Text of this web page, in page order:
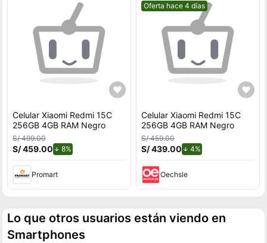
Celular Xiaomi Redmi 15C
256GB 4GB RAM Negro
S/ 499.00
S/ 459.00 8%
Promart
Mejor precio.
Oferta hace 4 días
Celular Xiaomi Redmi 15C
256GB 4GB RAM Negro
S/ 459.00
S/ 439.00 4%de descuento.
Oechsle
Lo que otros usuarios están viendo en
Smartphones